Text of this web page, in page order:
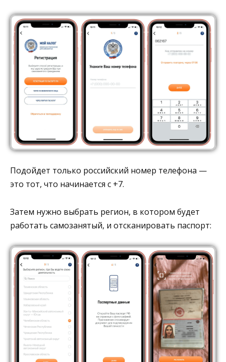
Подойдет только российский номер телефона —
это тот, что начинается с +7.
Затем нужно выбрать регион, в котором будет
работать самозанятый, и отсканировать паспорт: